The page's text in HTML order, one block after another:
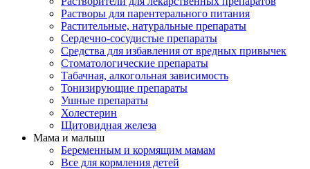
Растворы для парентерального питания
Растительные, натуральные препараты
Сердечно-сосудистые препараты
Средства для избавления от вредных привычек
Стоматологические препараты
Табачная, алкогольная зависимость
Тонизирующие препараты
Ушные препараты
Холестерин
Щитовидная железа
Мама и малыш
Беременным и кормящим мамам
Все для кормления детей